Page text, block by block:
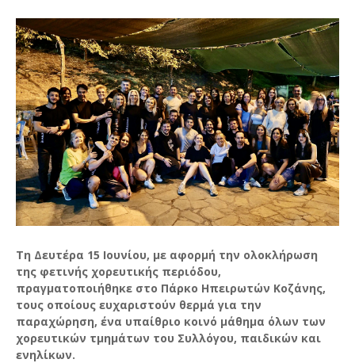
Τη Δευτέρα 15 Ιουνίου, με αφορμή την ολοκλήρωση
της φετινής χορευτικής περιόδου,
πραγματοποιήθηκε στο Πάρκο Ηπειρωτών Κοζάνης,
τους οποίους ευχαριστούν θερμά για την
παραχώρηση, ένα υπαίθριο κοινό μάθημα όλων των
χορευτικών τμημάτων του Συλλόγου, παιδικών και
ενηλίκων.